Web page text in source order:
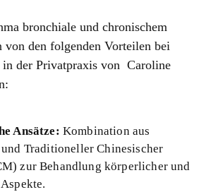
bronchiale und chronischem
von den folgenden Vorteilen bei
in der Privatpraxis von Caroline
Ansätze: Kombination aus
Traditioneller Chinesischer
zur Behandlung körperlicher und